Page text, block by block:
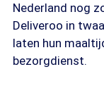
Nederland nog
Deliveroo in
laten hun
bezorgdienst.